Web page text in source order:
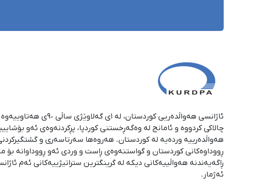
ئاژانسی هەواڵدەریی کوردستان، لە ١ی
چالاکی کردووە و ئامانج لە وەگەڕخستنی كوردپا، پڕكردنەوەی ئەو
هەواڵدەرییە وردەیە لە كوردستان. هەروەها سەرتاسەری و
ڕووداوەكانی كوردستان و گواستنەوەی ڕاست و وردی ئەو ڕووداوانە بۆ
ڕاگەیەندنە هەواڵییەكانی دیكە لە گرینگترین ستراتیژییەكانی ئەم
ئەژمار.